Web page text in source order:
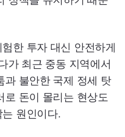
한 투자 대신 안전하게
가 최근 중동 지역에서
과 불안한 국제 정세 탓
로 돈이 몰리는 현상도
원인이다.